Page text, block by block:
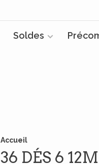
Soldes
Accueil
36 DÉS 6